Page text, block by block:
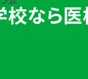
なら医